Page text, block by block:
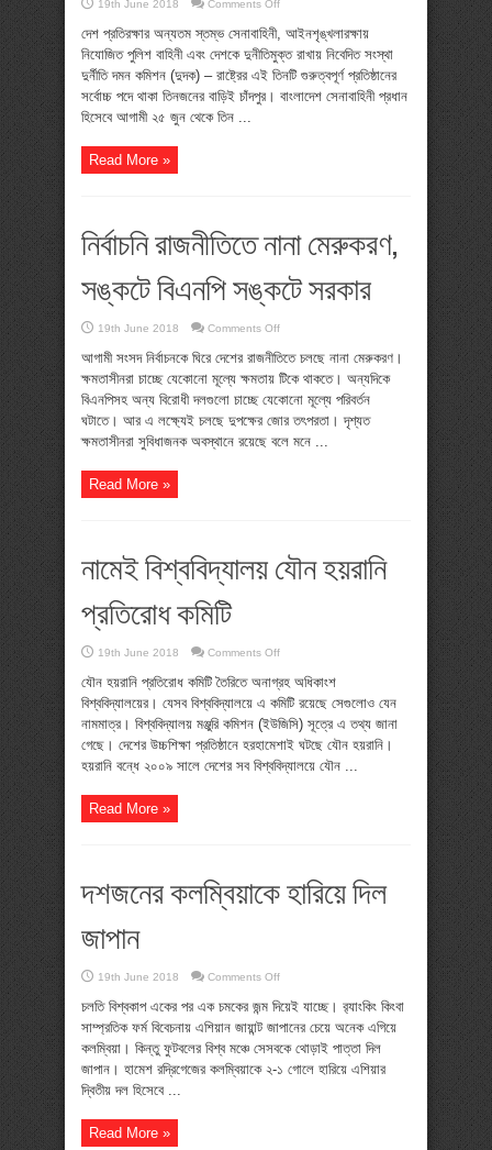
19th June 2018 Comments Offon
বাড়ি
বর্তমান
তিন
প্রধানের
দেশ প্রতিরক্ষার অন্যতম স্তম্ভ সেনাবাহিনী, আইনশৃঙ্খলারক্ষায়
নিযোজিত পুলিশ বাহিনী এবং দেশকে দুনীতিমুক্ত রাখায় নিবেদিত সংস্থা
দুর্নীতি দমন কমিশন (দুদক) – রাষ্ট্রের এই তিনটি গুরুত্বপূর্ণ প্রতিষ্ঠানের
সর্বোচ্চ পদে থাকা তিনজনের বাড়িই চাঁদপুর। বাংলাদেশ সেনাবাহিনী প্রধান
হিসেবে আগামী ২৫ জুন থেকে তিন ...
Read More »
নির্বাচনি রাজনীতিতে নানা মেরুকরণ,
সঙ্কটে বিএনপি সঙ্কটে সরকার
19th June 2018 Comments Offon
রাজনীতিতে
নানা
মেরুকরণ,
বিএনপি
সঙ্কটে
আগামী সংসদ নির্বাচনকে ঘিরে দেশের রাজনীতিতে চলছে নানা মেরুকরণ।
ক্ষমতাসীনরা চাচ্ছে যেকোনো মূল্যে ক্ষমতায় টিকে থাকতে। অন্যদিকে
বিএনপিসহ অন্য বিরোধী দলগুলো চাচ্ছে যেকোনো মূল্যে পরিবর্তন
ঘটাতে। আর এ লক্ষ্যেই চলছে দুপক্ষের জোর তৎপরতা। দৃশ্যত
ক্ষমতাসীনরা সুবিধাজনক অবস্থানে রয়েছে বলে মনে ...
Read More »
নামেই বিশ্ববিদ্যালয় যৌন হয়রানি
প্রতিরোধ কমিটি
19th June 2018 Comments Offon
বিশ্ববিদ্যালয়
যৌন
হয়রানি
প্রতিরোধ
কমিটি
যৌন হয়রানি প্রতিরোধ কমিটি তৈরিতে অনাগ্রহ অধিকাংশ
বিশ্ববিদ্যালয়ের। যেসব বিশ্ববিদ্যালয়ে এ কমিটি রয়েছে সেগুলোও যেন
নামমাত্র। বিশ্ববিদ্যালয় মঞ্জুরি কমিশন (ইউজিসি) সূত্রে এ তথ্য জানা
গেছে। দেশের উচ্চশিক্ষা প্রতিষ্ঠানে হরহামেশাই ঘটছে যৌন হয়রানি।
হয়রানি বন্ধে ২০০৯ সালে দেশের সব বিশ্ববিদ্যালয়ে যৌন ...
Read More »
দশজনের কলম্বিয়াকে হারিয়ে দিল
জাপান
19th June 2018 Comments Offon
কলম্বিয়াকে
হারিয়ে
দিল
চলতি বিশ্বকাপ একের পর এক চমকের জন্ম দিয়েই যাচ্ছে। র‍্যাংকিং কিংবা
সাম্প্রতিক ফর্ম বিবেচনায় এশিয়ান জায়ান্ট জাপানের চেয়ে অনেক এগিয়ে
কলম্বিয়া। কিন্তু ফুটবলের বিশ্ব মঞ্চে সেসবকে থোড়াই পাত্তা দিল
জাপান। হামেশ রদ্রিগেজের কলম্বিয়াকে ২-১ গোলে হারিয়ে এশিয়ার
দ্বিতীয় দল হিসেবে ...
Read More »